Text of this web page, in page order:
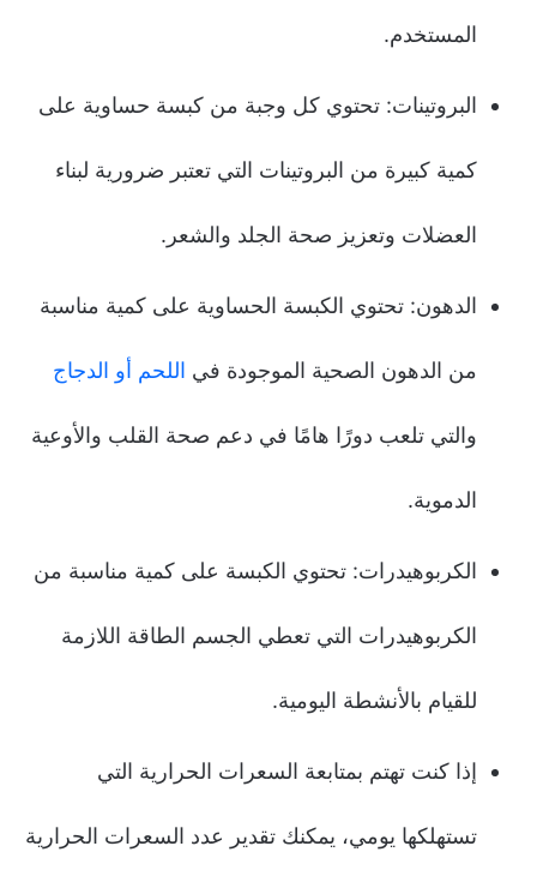
المستخدم.
البروتينات: تحتوي كل وجبة من كبسة حساوية على
كمية كبيرة من البروتينات التي تعتبر ضرورية لبناء
العضلات وتعزيز صحة الجلد والشعر.
الدهون: تحتوي الكبسة الحساوية على كمية مناسبة
من الدهون الصحية الموجودة في اللحم أو الدجاج
والتي تلعب دورًا هامًا في دعم صحة القلب والأوعية
الدموية.
الكربوهيدرات: تحتوي الكبسة على كمية مناسبة من
الكربوهيدرات التي تعطي الجسم الطاقة اللازمة
للقيام بالأنشطة اليومية.
إذا كنت تهتم بمتابعة السعرات الحرارية التي
تستهلكها يومي، يمكنك تقدير عدد السعرات الحرارية